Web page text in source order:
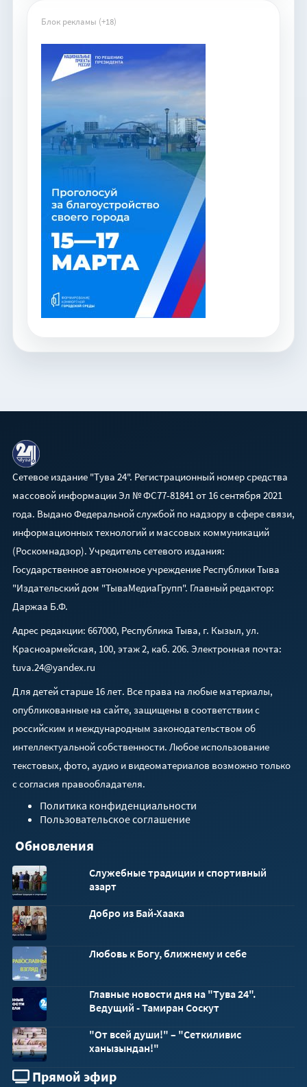
Блок рекламы (+18)
Сетевое издание "Тува 24". Регистрационный номер средства
массовой информации Эл № ФС77-81841 от 16 сентября 2021
года. Выдано Федеральной службой по надзору в сфере связи,
информационных технологий и массовых коммуникаций
(Роскомнадзор). Учредитель сетевого издания:
Государственное автономное учреждение Республики Тыва
"Издательский дом "ТываМедиаГрупп". Главный редактор:
Даржаа Б.Ф.
Адрес редакции: 667000, Республика Тыва, г. Кызыл, ул.
Красноармейская, 100, этаж 2, каб. 206. Электронная почта:
tuva.24@yandex.ru
Для детей старше 16 лет. Все права на любые материалы,
опубликованные на сайте, защищены в соответствии с
российским и международным законодательством об
интеллектуальной собственности. Любое использование
текстовых, фото, аудио и видеоматериалов возможно только
с согласия правообладателя.
Политика конфиденциальности
Пользовательское соглашение
Обновления
Служебные традиции и спортивный
азарт
Добро из Бай-Хаака
Любовь к Богу, ближнему и себе
Главные новости дня на "Тува 24".
Ведущий - Тамиран Соскут
"От всей души!" – "Сеткиливис
ханызындан!"
Прямой эфир